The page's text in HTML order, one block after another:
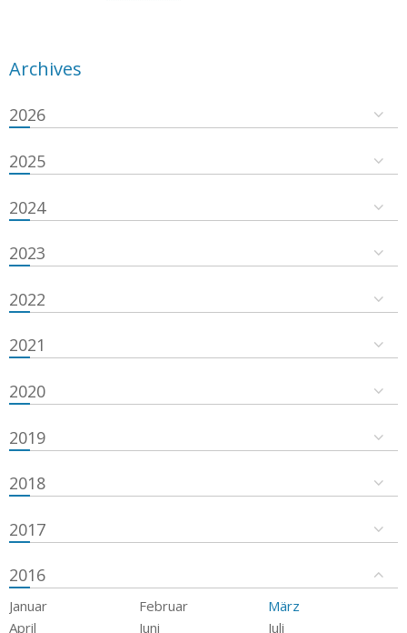
Archives
2026
2025
2024
2023
2022
2021
2020
2019
2018
2017
2016
Januar Februar
März
April
Juni
Juli